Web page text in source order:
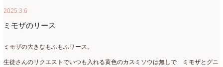
2025.3.6
ミモザのリース
ミモザの大きなもふもふリース。
生徒さんのリクエストでいつも入れる黄色のカスミソウは無しで ミモザとグニ